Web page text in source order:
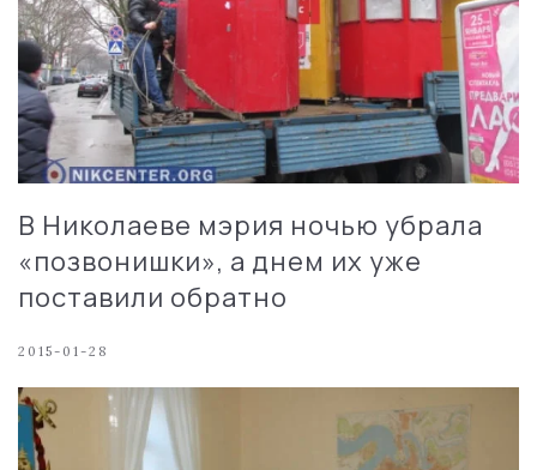
В Николаеве мэрия ночью убрала
«позвонишки», а днем их уже
поставили обратно
2015-01-28